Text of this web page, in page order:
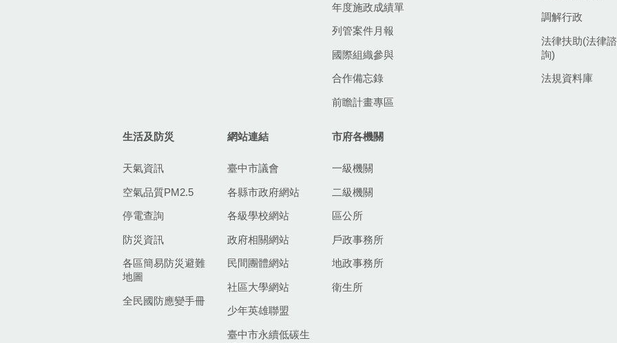
年度施政成績單
列管案件月報
國際組織參與
合作備忘錄
前瞻計畫專區
調解行政
法律扶助(法律諮
詢)
法規資料庫
生活及防災
天氣資訊
空氣品質PM2.5
停電查詢
防災資訊
各區簡易防災避難
地圖
全民國防應變手冊
網站連結
臺中市議會
各縣市政府網站
各級學校網站
政府相關網站
民間團體網站
社區大學網站
少年英雄聯盟
臺中市永續低碳生
市府各機關
一級機關
二級機關
區公所
戶政事務所
地政事務所
衛生所